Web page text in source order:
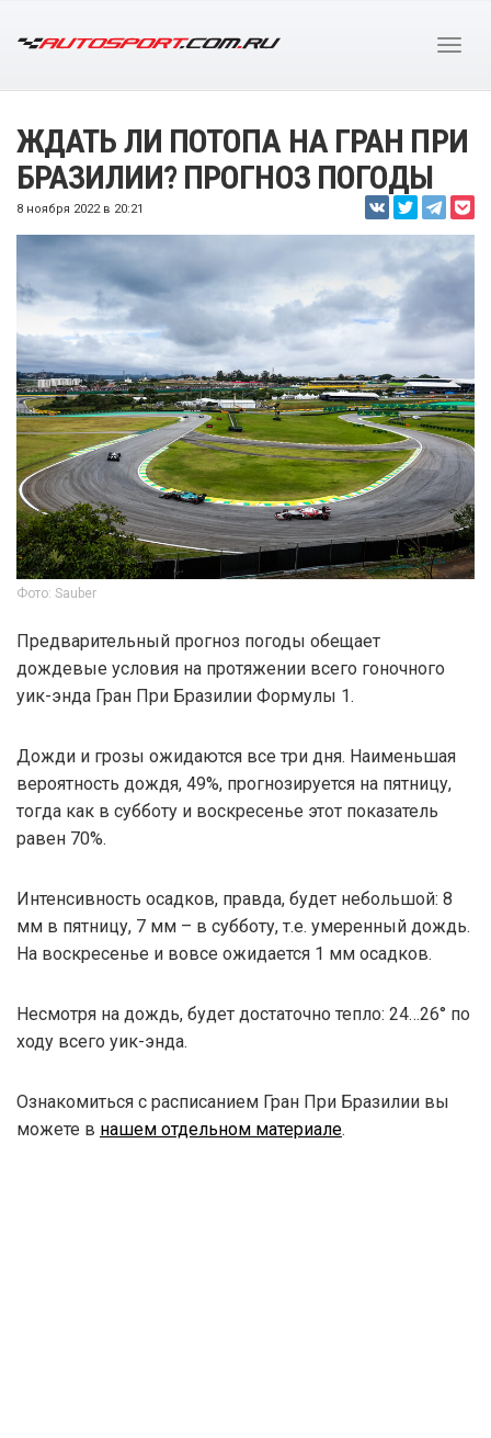
ЖДАТЬ ЛИ ПОТОПА НА ГРАН ПРИ
БРАЗИЛИИ? ПРОГНОЗ ПОГОДЫ
8 ноября 2022 в 20:21
Фото: Sauber
Предварительный прогноз погоды обещает
дождевые условия на протяжении всего гоночного
уик-энда Гран При Бразилии Формулы 1.
Дожди и грозы ожидаются все три дня. Наименьшая
вероятность дождя, 49%, прогнозируется на пятницу,
тогда как в субботу и воскресенье этот показатель
равен 70%.
Интенсивность осадков, правда, будет небольшой: 8
мм в пятницу, 7 мм – в субботу, т.е. умеренный дождь.
На воскресенье и вовсе ожидается 1 мм осадков.
Несмотря на дождь, будет достаточно тепло: 24…26° по
ходу всего уик-энда.
Ознакомиться с расписанием Гран При Бразилии вы
можете в нашем отдельном материале.